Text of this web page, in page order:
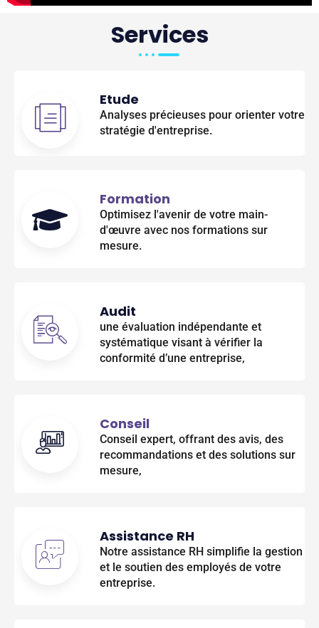
Services
Etude
Analyses précieuses pour orienter votre
stratégie d'entreprise.
Formation
Optimisez l'avenir de votre main-
d'œuvre avec nos formations sur
mesure.
Audit
une évaluation indépendante et
systématique visant à vérifier la
conformité d’une entreprise,
Conseil
Conseil expert, offrant des avis, des
recommandations et des solutions sur
mesure,
Assistance RH
Notre assistance RH simplifie la gestion
et le soutien des employés de votre
entreprise.